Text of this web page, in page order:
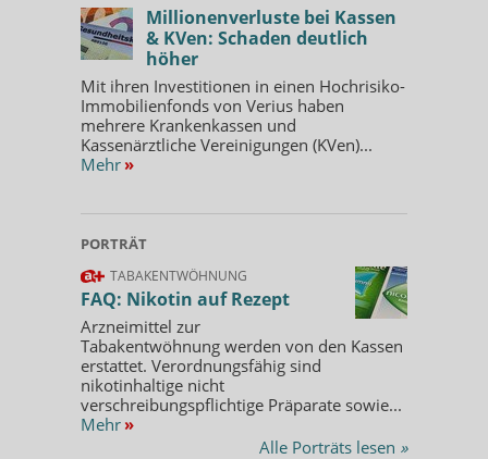
Millionenverluste bei Kassen
& KVen: Schaden deutlich
höher
Mit ihren Investitionen in einen Hochrisiko-
Immobilienfonds von Verius haben
mehrere Krankenkassen und
Kassenärztliche Vereinigungen (KVen)...
Mehr »
PORTRÄT
TABAKENTWÖHNUNG
FAQ: Nikotin auf Rezept
Arzneimittel zur
Tabakentwöhnung werden von den Kassen
erstattet. Verordnungsfähig sind
nikotinhaltige nicht
verschreibungspflichtige Präparate sowie...
Mehr »
Alle Porträts lesen »